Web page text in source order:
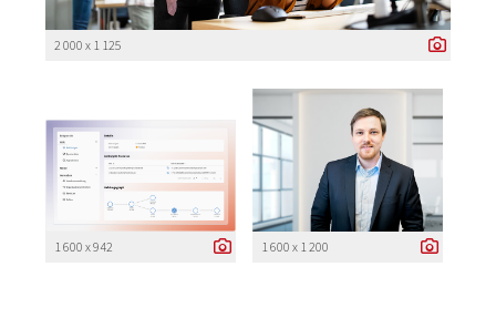
2 000 x 1 125
1 600 x 942 1 600 x 1 200